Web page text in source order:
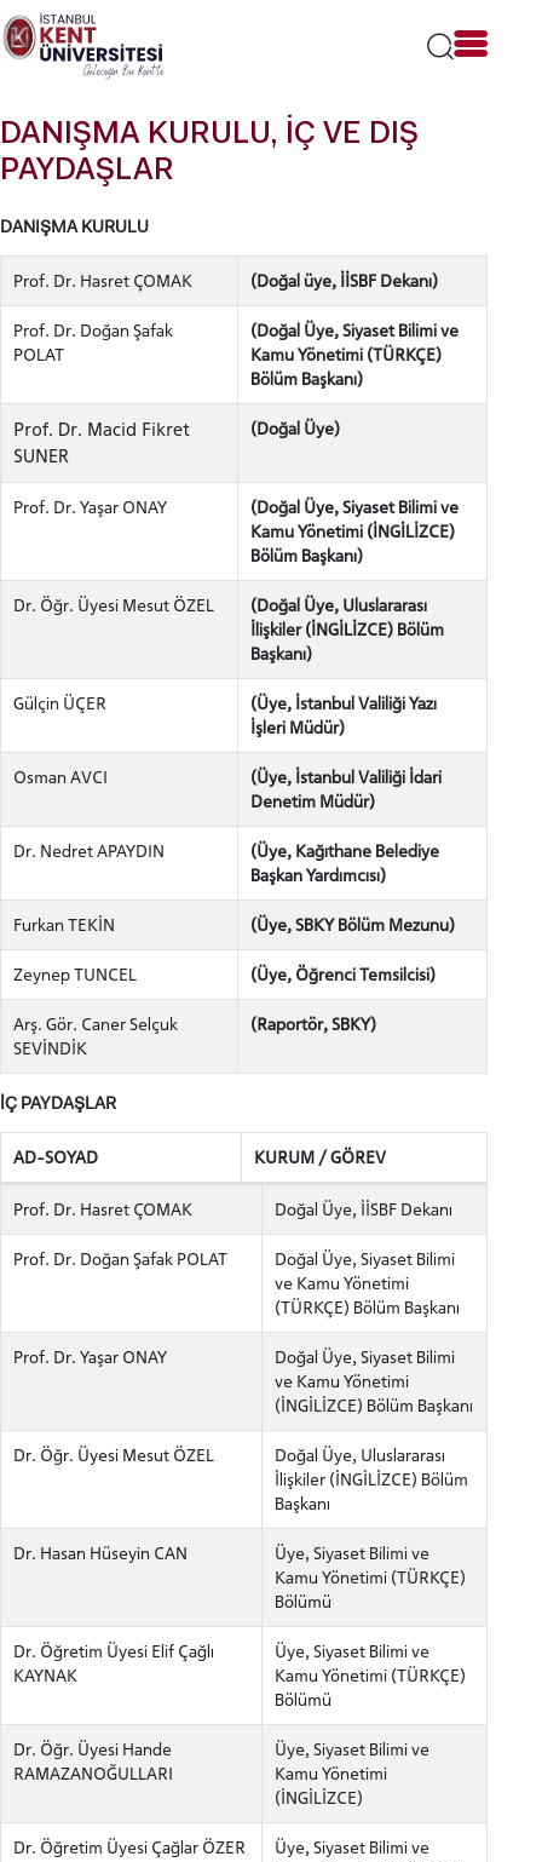
Lütfen
dikkat:
Bu
bir
erişilebilirlik
sistemi
DANIŞMA KURULU, İÇ VE DIŞ
PAYDAŞLAR
DANIŞMA KURULU
Prof. Dr. Hasret ÇOMAK (Doğal üye, İİSBF Dekanı)
Prof. Dr. Doğan Şafak
POLAT
(Doğal Üye, Siyaset Bilimi ve
Kamu Yönetimi (TÜRKÇE)
Bölüm Başkanı)
Prof. Dr. Macid Fikret
SUNER
(Doğal Üye)
Prof. Dr. Yaşar ONAY
(Doğal Üye, Siyaset Bilimi ve
Kamu Yönetimi (İNGİLİZCE)
Bölüm Başkanı)
Dr. Öğr. Üyesi Mesut ÖZEL
(Doğal Üye, Uluslararası
İlişkiler (İNGİLİZCE) Bölüm
Başkanı)
Gülçin ÜÇER
(Üye, İstanbul Valiliği Yazı
İşleri Müdür)
Osman AVCI
(Üye, İstanbul Valiliği İdari
Denetim Müdür)
Dr. Nedret APAYDIN
(Üye, Kağıthane Belediye
Başkan Yardımcısı)
Furkan TEKİN (Üye, SBKY Bölüm Mezunu)
Zeynep TUNCEL (Üye, Öğrenci Temsilcisi)
Arş. Gör. Caner Selçuk
SEVİNDİK
(Raportör, SBKY)
İÇ PAYDAŞLAR
AD-SOYAD KURUM / GÖREV
Prof. Dr. Hasret ÇOMAK Doğal Üye, İİSBF Dekanı
Prof. Dr. Doğan Şafak POLAT
Doğal Üye, Siyaset Bilimi
ve Kamu Yönetimi
(TÜRKÇE) Bölüm Başkanı
Prof. Dr. Yaşar ONAY
Doğal Üye, Siyaset Bilimi
ve Kamu Yönetimi
(İNGİLİZCE) Bölüm Başkanı
Dr. Öğr. Üyesi Mesut ÖZEL
Doğal Üye, Uluslararası
İlişkiler (İNGİLİZCE) Bölüm
Başkanı
Dr. Hasan Hüseyin CAN
Üye, Siyaset Bilimi ve
Kamu Yönetimi (TÜRKÇE)
Bölümü
Dr. Öğretim Üyesi Elif Çağlı
KAYNAK
Üye, Siyaset Bilimi ve
Kamu Yönetimi (TÜRKÇE)
Bölümü
Dr. Öğr. Üyesi Hande
RAMAZANOĞULLARI
Üye, Siyaset Bilimi ve
Kamu Yönetimi
(İNGİLİZCE)
Dr. Öğretim Üyesi Çağlar ÖZER
Üye, Siyaset Bilimi ve